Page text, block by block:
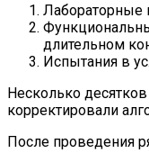
Лабораторные
длительном
Испытания в
Несколько
корректировали
После проведения